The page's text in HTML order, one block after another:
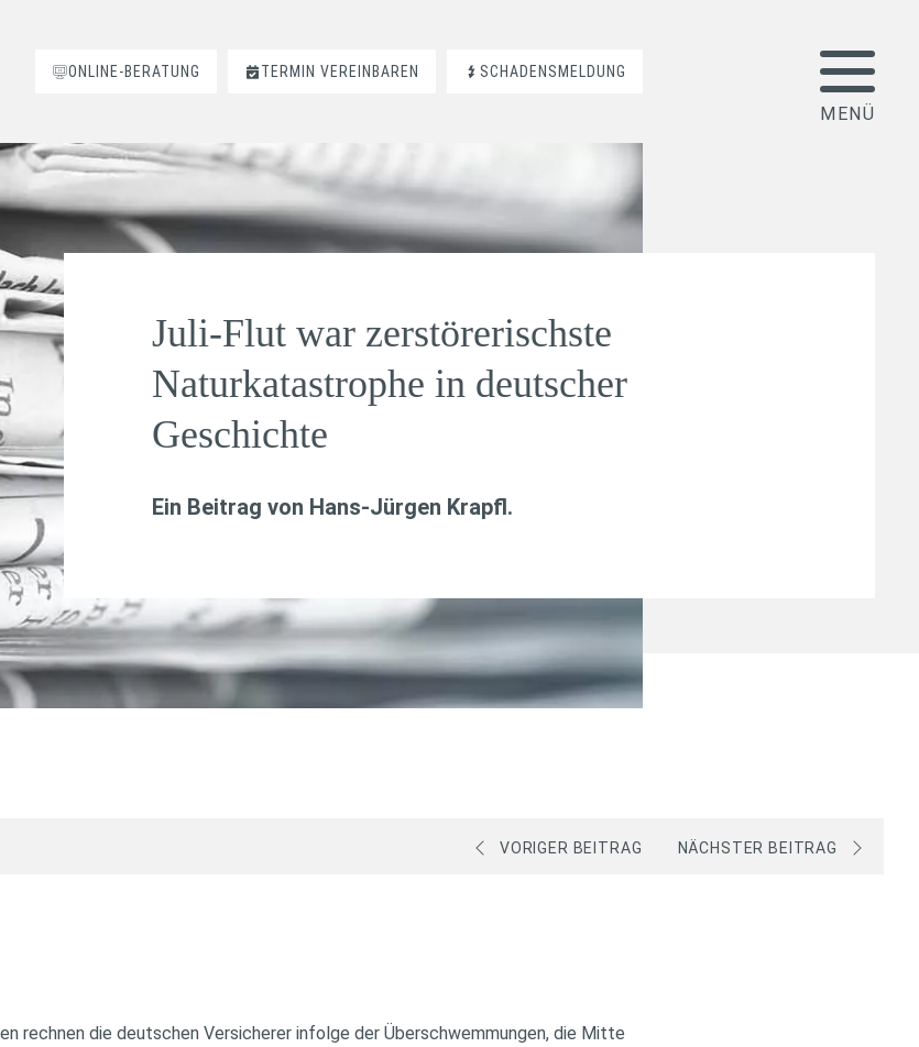
ONLINE-BERATUNG TERMIN VEREINBAREN SCHADENSMELDUNG
Juli-Flut war zerstörerischste
Naturkatastrophe in deutscher
Geschichte
Ein Beitrag von Hans-Jürgen Krapfl.
VORIGER BEITRAG NÄCHSTER BEITRAG
rechnen die deutschen Versicherer infolge der Überschwemmungen, die Mitte